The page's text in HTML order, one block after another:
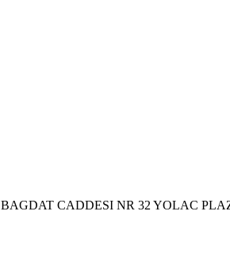
BAGDAT CADDESI NR 32 YOLAC